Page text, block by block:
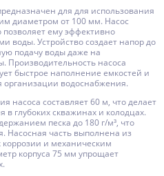
для для использования
диаметром от 100 мм. Насос
ему эффективно
воды. Устройство создает напор до
подачу воды даже на
Производительность насоса
быстрое наполнение емкостей и
организации водоснабжения.
насоса составляет 60 м, что делает
глубоких скважинах и колодцах.
песка до 180 г/м³, что
Насосная часть выполнена из
коррозии и механическим
корпуса 75 мм упрощает